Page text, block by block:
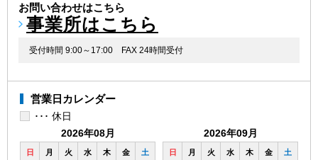
お問い合わせはこちら
事業所はこちら
受付時間 9:00～17:00 FAX 24時間受付
営業日カレンダー
･･･ 休日
2026年08月
日 月 火 水 木 金 土
2026年09月
日 月 火 水 木 金 土